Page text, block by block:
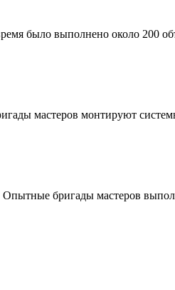
было выполнено около 200
мастеров монтируют
бригады мастеров